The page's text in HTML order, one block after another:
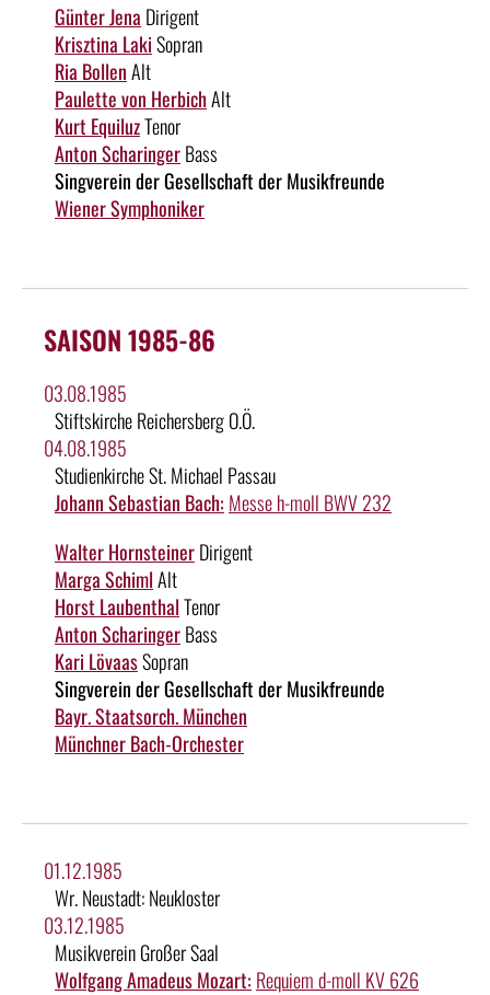
Günter Jena Dirigent
Krisztina LakiSopran
Ria BollenAlt
Paulette von HerbichAlt
Kurt EquiluzTenor
Anton ScharingerBass
Singverein der Gesellschaft der Musikfreunde
Wiener Symphoniker
SAISON 1985-86
03.08.1985
Stiftskirche Reichersberg O.Ö.
04.08.1985
Studienkirche St. Michael Passau
Johann Sebastian Bach: Messe h-moll BWV 232
Walter HornsteinerDirigent
Marga SchimlAlt
Horst LaubenthalTenor
Anton ScharingerBass
Kari LövaasSopran
Singverein der Gesellschaft der Musikfreunde
Bayr. Staatsorch. München
Münchner Bach-Orchester
01.12.1985
Wr. Neustadt: Neukloster
03.12.1985
Musikverein Großer Saal
Wolfgang Amadeus Mozart: Requiem d-moll KV 626